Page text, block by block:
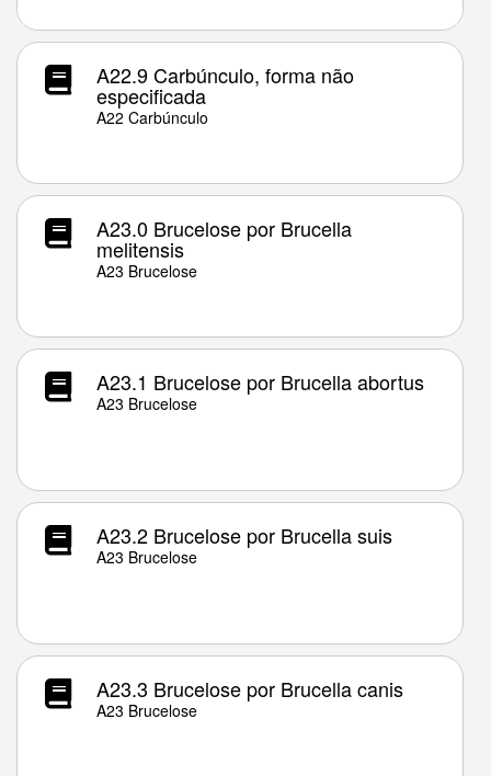
A22.9 Carbúnculo, forma não
especificada
A22 Carbúnculo
A23.0 Brucelose por Brucella
melitensis
A23 Brucelose
A23.1 Brucelose por Brucella abortus
A23 Brucelose
A23.2 Brucelose por Brucella suis
A23 Brucelose
A23.3 Brucelose por Brucella canis
A23 Brucelose